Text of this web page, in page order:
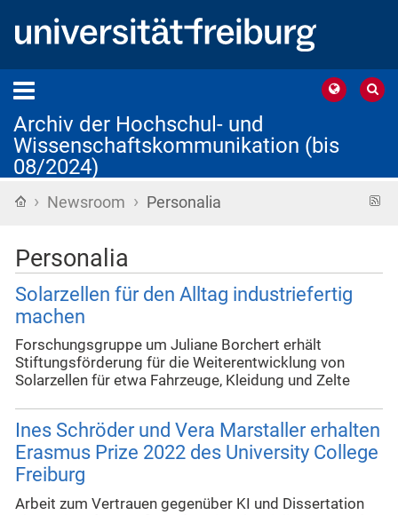
Archiv der Hochschul- und
Wissenschaftskommunikation (bis
08/2024)
Startseite
› Newsroom › Personalia
Personalia
Solarzellen für den Alltag industriefertig
machen
Forschungsgruppe um Juliane Borchert erhält
Stiftungsförderung für die Weiterentwicklung von
Solarzellen für etwa Fahrzeuge, Kleidung und Zelte
Ines Schröder und Vera Marstaller erhalten
Erasmus Prize 2022 des University College
Freiburg
Arbeit zum Vertrauen gegenüber KI und Dissertation